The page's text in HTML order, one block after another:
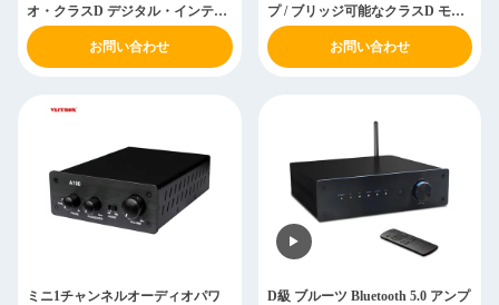
オ・クラスD デジタル・インテグ
レート・ブルートゥース・アンプ
お問い合わせ
プ / ブリッジ可能なクラスD モノ
アンプ
お問い合わせ
ミニ1チャンネルオーディオパワ
D級 ブルーツ Bluetooth 5.0 アンプ